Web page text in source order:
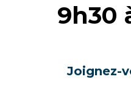
9h30
Joignez-